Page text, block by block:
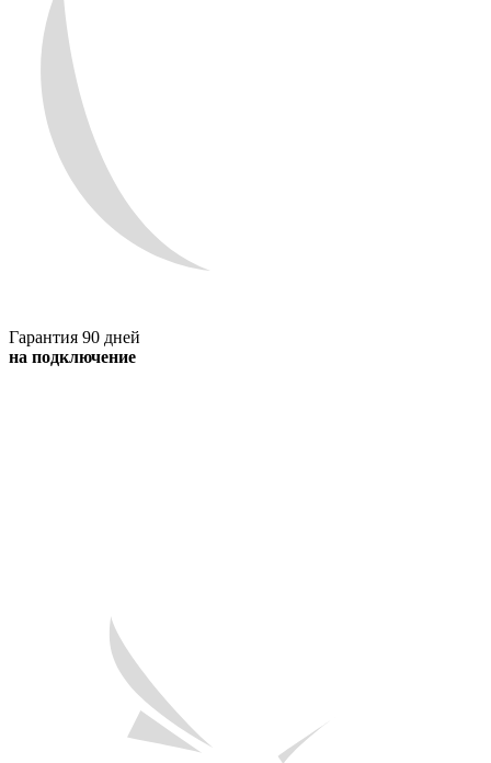
Гарантия 90 дней
на подключение